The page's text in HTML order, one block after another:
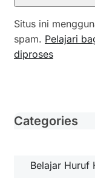
Situs ini
spam. Pelajari
diproses
Categories
Belajar Huruf